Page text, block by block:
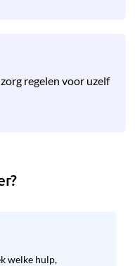
regelen voor uzelf
welke hulp,